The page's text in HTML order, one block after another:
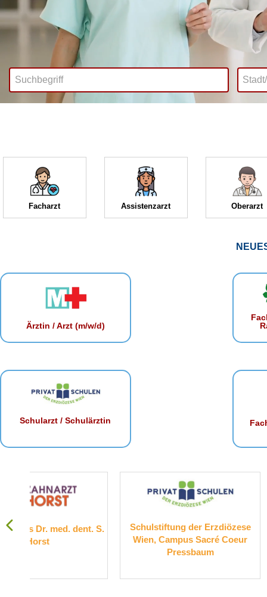
Facharzt Assistenzarzt Oberarzt
Ärztin / Arzt (m/w/d)
Schularzt / Schulärztin
S.
Schulstiftung der Erzdiözese
Wien, Campus Sacré Coeur
Suchthilfe